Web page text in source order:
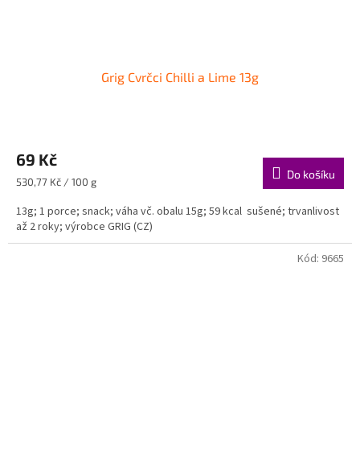
Grig Cvrčci Chilli a Lime 13g
69 Kč
Měrná
530,77 Kč / 100 g
Do košíku
13g; 1 porce; snack; váha vč. obalu 15g; 59 kcal sušené; trvanlivost
až 2 roky; výrobce GRIG (CZ)
Kód: 9665